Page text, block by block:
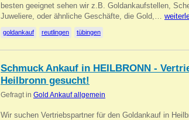
besten geeignet sehen wir z.B. Goldankaufstellen,
Juweliere, oder ähnliche Geschäfte, die Gold,…
goldankauf reutlingen tübingen
Schmuck Ankauf in HEILBRONN -
Heilbronn gesucht!
Gefragt in Gold Ankauf allgemein
Wir suchen Vertriebspartner für den Goldankauf in